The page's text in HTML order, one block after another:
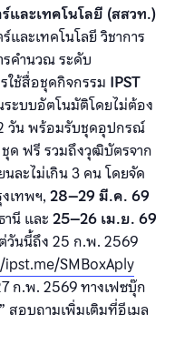
และเทคโนโลยี (สสวท.)
ละเทคโนโลยี วิชาการ
คำนวณ ระดับ
ใช้สื่อชุดกิจกรรม IPST
ระบบอัตโนมัติโดยไม่ต้อง
วัน พร้อมรับชุดอุปกรณ์
ชุด ฟรี รวมถึงวุฒิบัตรจาก
ละไม่เกิน 3 คน โดยจัด
เทพฯ,28–29 มี.ค. 69
านี และ25–26 เม.ย. 69
วันนี้ถึง 25 ก.พ. 2569
SMBoxAply
ก.พ. 2569 ทางเฟซบุ๊ก
” สอบถามเพิ่มเติมที่อีเมล